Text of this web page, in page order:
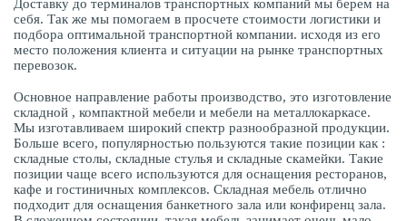
Доставку до терминалов транспортных компаний мы берем на
себя. Так же мы помогаем в просчете стоимости логистики и
подбора оптимальной транспортной компании. исходя из его
место положения клиента и ситуации на рынке транспортных
перевозок.
Основное направление работы производство, это изготовление
складной , компактной мебели и мебели на металлокаркасе.
Мы изготавливаем широкий спектр разнообразной продукции.
Больше всего, популярностью пользуются такие позиции как :
складные столы, складные стулья и складные скамейки. Такие
позиции чаще всего используются для оснащения ресторанов,
кафе и гостиничных комплексов. Складная мебель отлично
подходит для оснащения банкетного зала или конфиренц зала.